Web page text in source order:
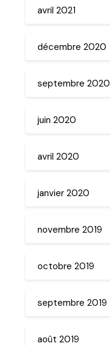
avril 2021
décembre 2020
septembre 2020
juin 2020
avril 2020
janvier 2020
novembre 2019
octobre 2019
septembre 2019
août 2019